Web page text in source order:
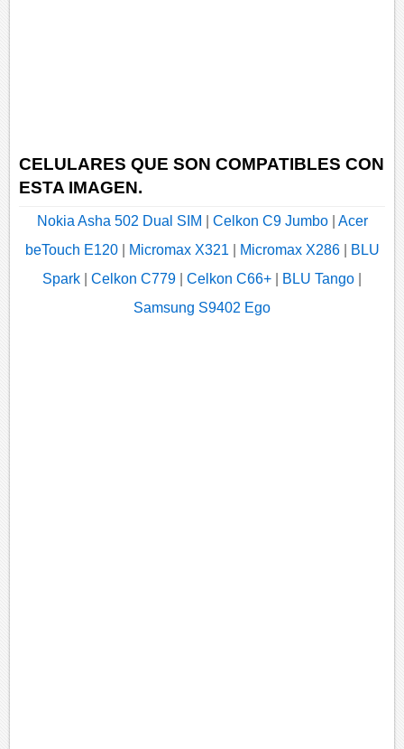
CELULARES QUE SON COMPATIBLES CON
ESTA IMAGEN.
Nokia Asha 502 Dual SIM Celkon C9 Jumbo| Acer
beTouch E120| Micromax X321 Micromax X286|
BLU
Spark
Celkon C779 Celkon C66+ BLU Tango
Samsung S9402 Ego